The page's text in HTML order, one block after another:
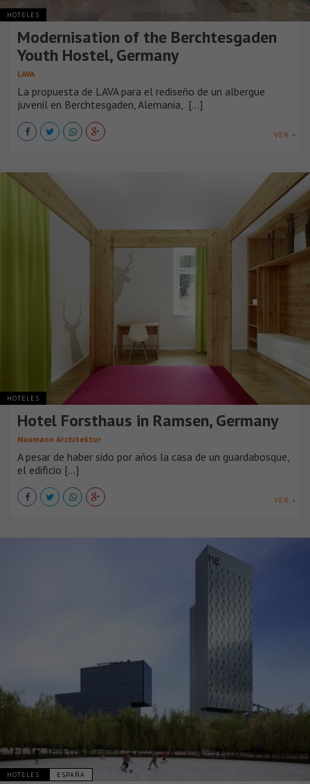
HOTELES
Modernisation of the Berchtesgaden
Youth Hostel, Germany
LAVA
La propuesta de LAVA para el rediseño de un albergue
juvenil en Berchtesgaden, Alemania, [...]
VER +
HOTELES
Hotel Forsthaus in Ramsen, Germany
Naumann Architektur
A pesar de haber sido por años la casa de un guardabosque,
el edificio [...]
VER +
HOTELES ESPAÑA